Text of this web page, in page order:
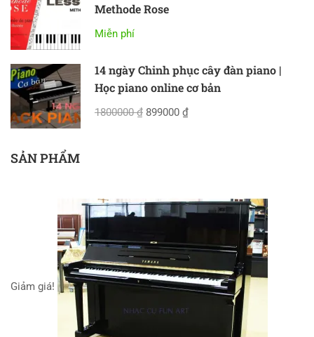
Methode Rose
Miễn phí
14 ngày Chinh phục cây đàn piano |
Học piano online cơ bản
1800000 ₫ 899000 ₫
SẢN PHẨM
Giảm giá!